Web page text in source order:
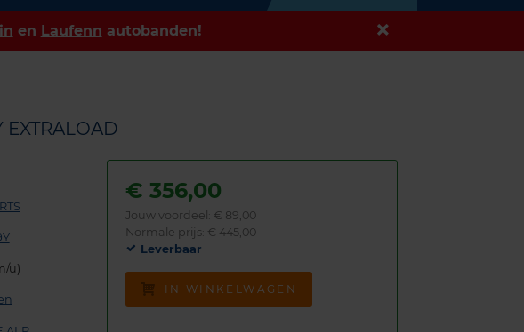
en Laufenn autobanden!
EXTRALOAD
u)
€356,00
Jouw voordeel: € 89,00
Normale prijs: € 445,00
Leverbaar
IN WINKELWAGEN